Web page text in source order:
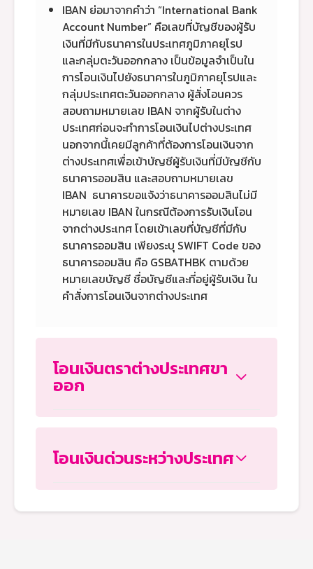
IBAN ย่อมาจากคำว่า “International Bank
Account Number” คือเลขที่บัญชีของผู้รับ
เงินที่มีกับธนาคารในประเทศภูมิภาคยุโรป
และกลุ่มตะวันออกกลาง เป็นข้อมูลจำเป็นใน
การโอนเงินไปยังธนาคารในภูมิภาคยุโรปและ
กลุ่มประเทศตะวันออกกลาง ผู้สั่งโอนควร
สอบถามหมายเลข IBAN จากผู้รับในต่าง
ประเทศก่อนจะทำการโอนเงินไปต่างประเทศ
นอกจากนี้เคยมีลูกค้าที่ต้องการโอนเงินจาก
ต่างประเทศเพื่อเข้าบัญชีผู้รับเงินที่มีบัญชีกับ
ธนาคารออมสิน และสอบถามหมายเลข
IBAN ธนาคารขอแจ้งว่าธนาคารออมสินไม่มี
หมายเลข IBAN ในกรณีต้องการรับเงินโอน
จากต่างประเทศ โดยเข้าเลขที่บัญชีที่มีกับ
ธนาคารออมสิน เพียงระบุ SWIFT Code ของ
ธนาคารออมสิน คือ GSBATHBK ตามด้วย
หมายเลขบัญชี ชื่อบัญชีและที่อยู่ผู้รับเงิน ใน
คำสั่งการโอนเงินจากต่างประเทศ
โอนเงินตราต่างประเทศขา
ออก
โอนเงินด่วนระหว่างประเทศ